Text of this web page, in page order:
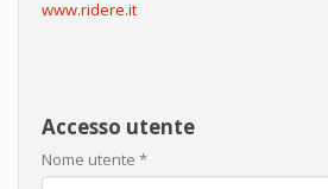
www.ridere.it
Accesso utente
Nome utente *